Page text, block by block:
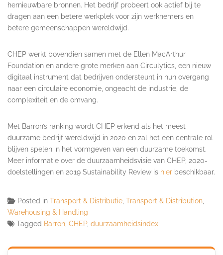
hernieuwbare bronnen. Het bedrijf probeert ook actief bij te
dragen aan een betere werkplek voor zijn werknemers en
betere gemeenschappen wereldwijd.
CHEP werkt bovendien samen met de Ellen MacArthur
Foundation en andere grote merken aan Circulytics, een nieuw
digitaal instrument dat bedrijven ondersteunt in hun overgang
naar een circulaire economie, ongeacht de industrie, de
complexiteit en de omvang.
Met Barron’s ranking wordt CHEP erkend als het meest
duurzame bedrijf wereldwijd in 2020 en zal het een centrale rol
blijven spelen in het vormgeven van een duurzame toekomst.
Meer informatie over de duurzaamheidsvisie van CHEP, 2020-
doelstellingen en 2019 Sustainability Review is hier beschikbaar.
Posted in Transport & Distributie Transport & Distribution
Warehousing & Handling
Tagged Barron CHEP, duurzaamheidsindex